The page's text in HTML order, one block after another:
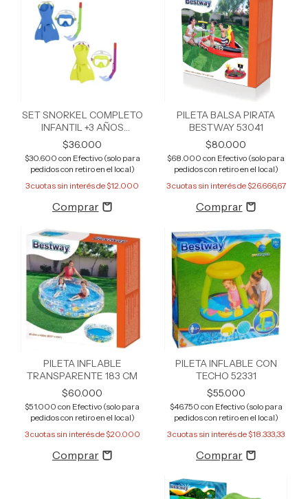
SET SNORKEL COMPLETO
INFANTIL +3 AÑOS
BESTWAY 25039
$36.000
$30.600 con Efectivo (solo para
pedidos con retiro en el local)
3cuotas sin interés de$12.000
PILETA BALSA PIRATA
BESTWAY 53041
$80.000
$68.000 con Efectivo (solo para
pedidos con retiro en el local)
3cuotas sin interés de$26.666,67
PILETA INFLABLE
TRANSPARENTE 183 CM
$60.000
$51.000 con Efectivo (solo para
pedidos con retiro en el local)
3cuotas sin interés de$20.000
PILETA INFLABLE CON
TECHO 52331
$55.000
$46.750 con Efectivo (solo para
pedidos con retiro en el local)
3cuotas sin interés de$18.333,33